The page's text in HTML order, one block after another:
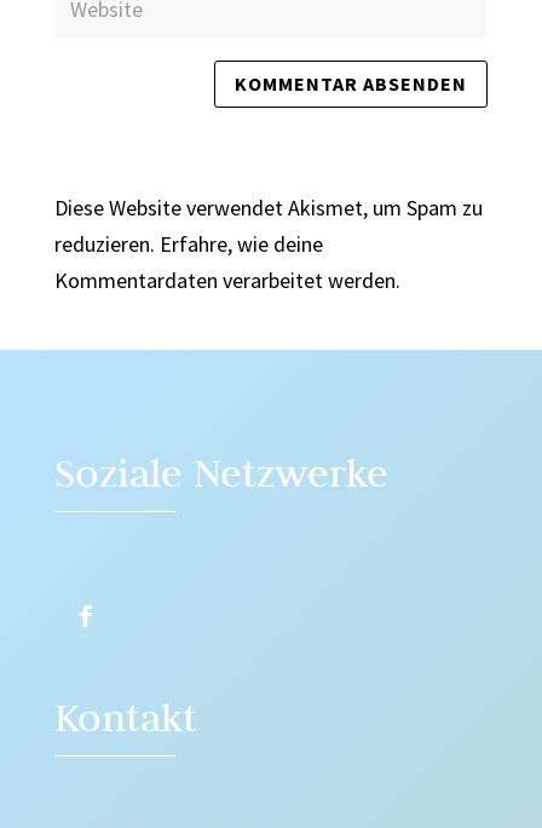
Diese Website verwendet Akismet, um Spam zu
reduzieren. Erfahre, wie deine
Kommentardaten verarbeitet werden.
Soziale Netzwerke
Kontakt